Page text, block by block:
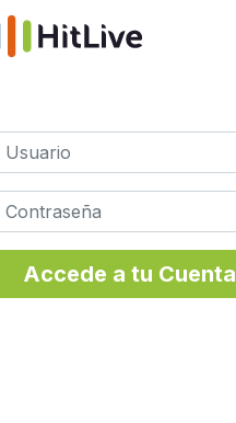
Usuario
Contraseña
Accede a tu Cuenta